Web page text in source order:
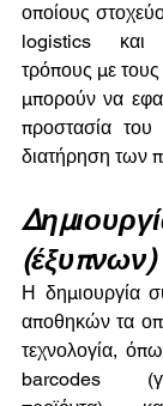
οποίους
logistics και
τρόπους με τους
μπορούν να
προστασία του
διατήρηση των
Η δημιουργία
αποθηκών τα
τεχνολογία,
barcodes